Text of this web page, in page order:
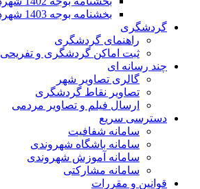
بخشنامه بوجه 1403 شهرداری ها
گردشگری
راهنمای گردشگری
ثبت اماکن گردشگری و تفریحی
چند رسانه ای
گالری تصاویر شهر
تصاویر نقاط گردشگری
ارسال فیلم و تصاویر مردمی
دسترسی سریع
سامانه شفافیت
سامانه باشگاه شهروندی
سامانه آموزش شهروندی
سامانه مشارکتی
قوانین و مقررات